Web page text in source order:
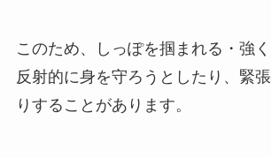
このため、しっぽを掴まれる・強く
反射的に身を守ろうとしたり、緊
りすることがあります。